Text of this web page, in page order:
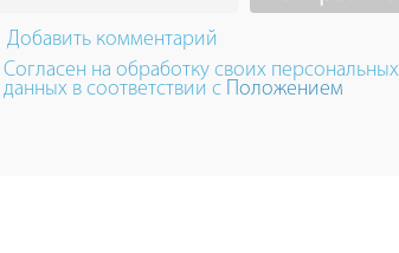
Добавить комментарий
Согласен на обработку своих персональных
данных в соответствии с Положением